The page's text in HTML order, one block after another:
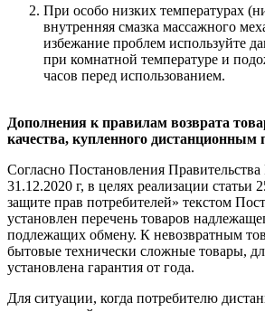
При особо низких температурах
внутренняя смазка массажного
избежание проблем используйте
при комнатной температуре и
часов перед использованием.
Дополнения к правилам возврата
качества, купленного дистанционным
Согласно Постановления
31.12.2020 г, в целях реализации статьи
защите прав потребителей» текстом
установлен перечень товаров
подлежащих обмену. К невозвратным
бытовые технически сложные товары,
установлена гарантия от года.
Для ситуации, когда потребителю